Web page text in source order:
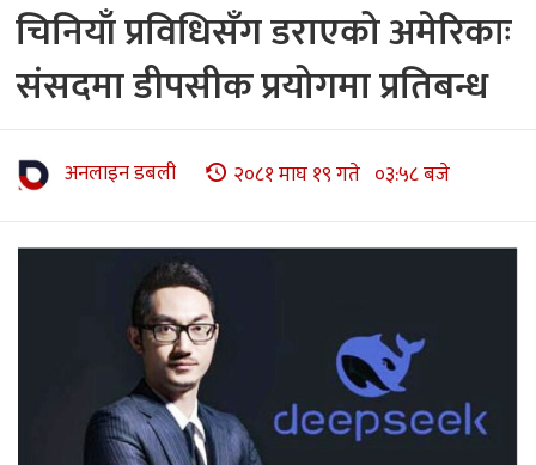
चिनियाँ प्रविधिसँग डराएको अमेरिकाः
संसदमा डीपसीक प्रयोगमा प्रतिबन्ध
अनलाइन डबली २०८१ माघ १९ गते ०३:५८ बजे